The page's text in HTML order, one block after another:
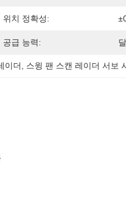
위치 정확성:
공급 능력:
이더 스윙 팬 스캔 레이더 서보